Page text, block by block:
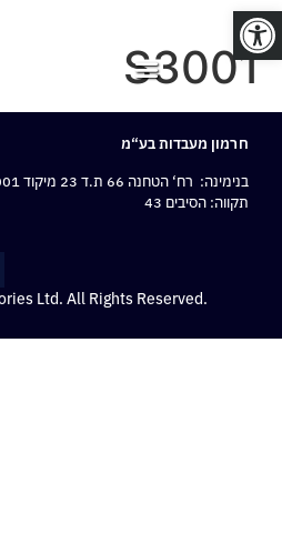
פתח סרגל נגישות
S3001
חרמון מעבדות בע“מ
בנימינה: רח‘ הטחנה 66 ת.ד 23 מיקוד 3055001,
תקווה: הסיבים 43
Ltd. All Rights Reserved.